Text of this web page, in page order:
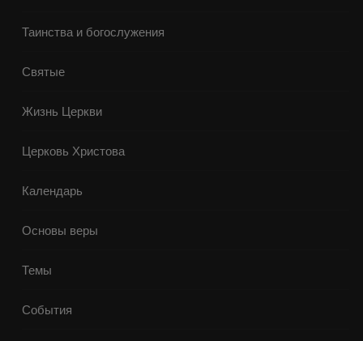
Таинства и богослужения
Святые
Жизнь Церкви
Церковь Христова
Календарь
Основы веры
Темы
События